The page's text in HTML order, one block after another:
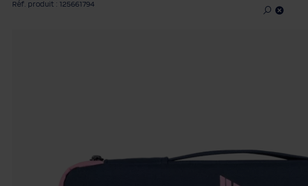
Réf. produit : 125661794